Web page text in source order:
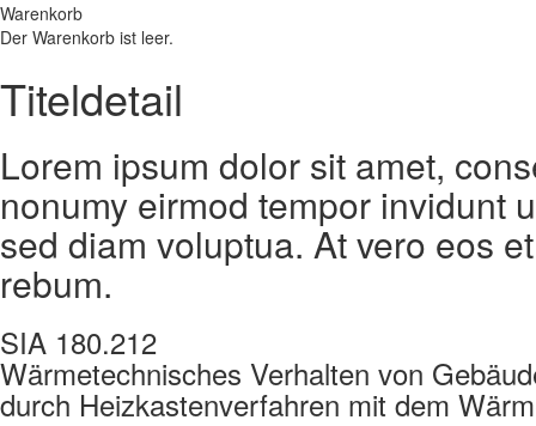
Warenkorb
Der Warenkorb ist leer.
Titeldetail
Lorem ipsum dolor sit amet,
nonumy eirmod tempor invidunt
sed diam voluptua. At vero eos
rebum.
SIA 180.212
Wärmetechnisches Verhalten von
durch Heizkastenverfahren mit dem